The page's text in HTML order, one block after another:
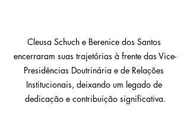
Cleusa Schuch e Berenice dos Santos
encerraram suas trajetórias à frente das Vice-
Presidências Doutrinária e de Relações
Institucionais, deixando um legado de
dedicação e contribuição significativa.